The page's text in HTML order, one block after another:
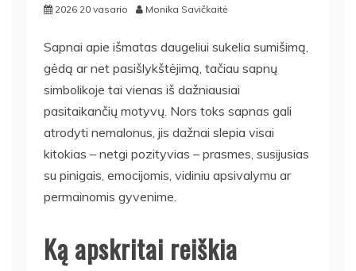
2026 20 vasario Monika Savičkaitė
Sapnai apie išmatas daugeliui sukelia sumišimą,
gėdą ar net pasišlykštėjimą, tačiau sapnų
simbolikoje tai vienas iš dažniausiai
pasitaikančių motyvų. Nors toks sapnas gali
atrodyti nemalonus, jis dažnai slepia visai
kitokias – netgi pozityvias – prasmes, susijusias
su pinigais, emocijomis, vidiniu apsivalymu ar
permainomis gyvenime.
Ką apskritai reiškia